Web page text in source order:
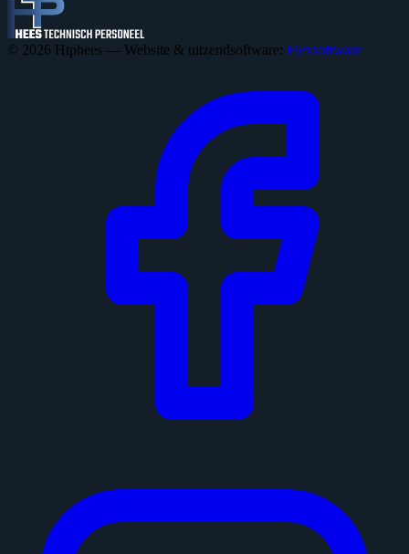
© 2026 Htphees — Website & uitzendsoftware: Flexsoftware